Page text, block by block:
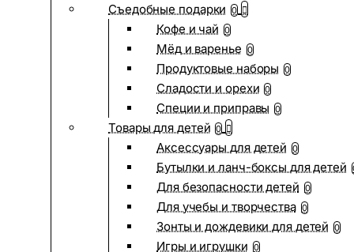
Съедобные подарки 0
Кофе и чай 0
Мёд и варенье 0
Продуктовые наборы 0
Сладости и орехи 0
Специи и приправы 0
Товары для детей 0
Аксессуары для детей 0
Бутылки и ланч-боксы для детей
Для безопасности детей 0
Для учебы и творчества 0
Зонты и дождевики для детей 0
Игры и игрушки 0